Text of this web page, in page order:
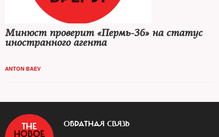
Минюст проверит «Пермь-36» на статус
иностранного агента
ANTON BAEV
ОБРАТНАЯ СВЯЗЬ